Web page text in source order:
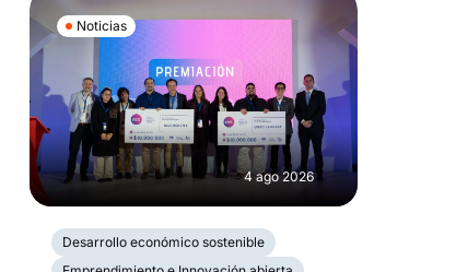
Noticias
4 ago 2026
Desarrollo económico sostenible